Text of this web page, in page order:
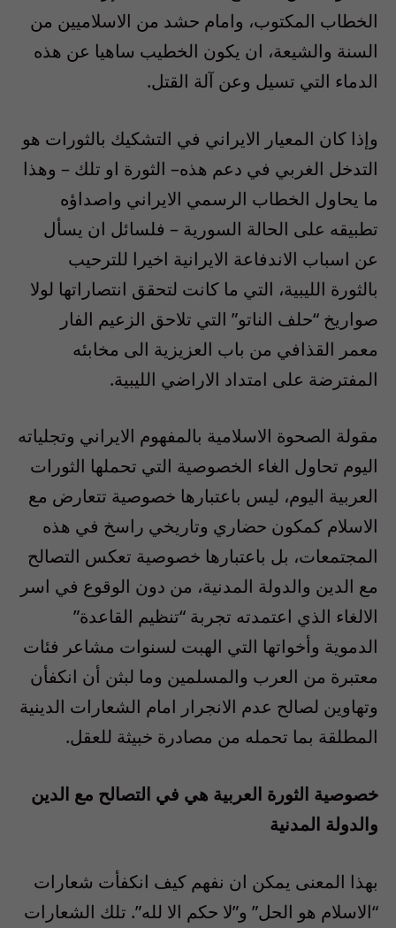
الخطاب المكتوب، وامام حشد من الاسلاميين من
السنة والشيعة، ان يكون الخطيب ساهيا عن هذه
الدماء التي تسيل وعن آلة القتل.
وإذا كان المعيار الايراني في التشكيك بالثورات هو
التدخل الغربي في دعم هذه– الثورة او تلك – وهذا
ما يحاول الخطاب الرسمي الايراني واصداؤه
تطبيقه على الحالة السورية – فلسائل ان يسأل
عن اسباب الاندفاعة الايرانية اخيرا للترحيب
بالثورة الليبية، التي ما كانت لتحقق انتصاراتها لولا
صواريخ “حلف الناتو” التي تلاحق الزعيم الفار
معمر القذافي من باب العزيزية الى مخابئه
المفترضة على امتداد الاراضي الليبية.
مقولة الصحوة الاسلامية بالمفهوم الايراني وتجلياته
اليوم تحاول الغاء الخصوصية التي تحملها الثورات
العربية اليوم، ليس باعتبارها خصوصية تتعارض مع
الاسلام كمكون حضاري وتاريخي راسخ في هذه
المجتمعات، بل باعتبارها خصوصية تعكس التصالح
مع الدين والدولة المدنية، من دون الوقوع في اسر
الالغاء الذي اعتمدته تجربة “تنظيم القاعدة”
الدموية وأخواتها التي الهبت لسنوات مشاعر فئات
معتبرة من العرب والمسلمين وما لبثن أن انكفأن
وتهاوين لصالح عدم الانجرار امام الشعارات الدينية
المطلقة بما تحمله من مصادرة خبيثة للعقل.
خصوصية الثورة العربية هي في التصالح مع الدين
والدولة المدنية
بهذا المعنى يمكن ان نفهم كيف انكفأت شعارات
“الاسلام هو الحل” و”لا حكم الا لله”. تلك الشعارات